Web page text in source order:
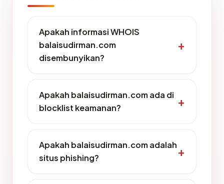
Apakah informasi WHOIS
balaisudirman.com
disembunyikan?
Apakah balaisudirman.com ada di
blocklist keamanan?
Apakah balaisudirman.com adalah
situs phishing?